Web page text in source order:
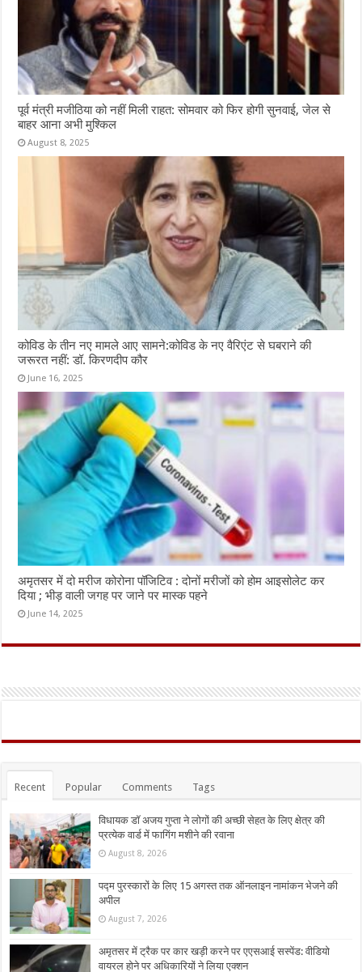
पूर्व मंत्री मजीठिया को नहीं मिली राहत: सोमवार को फिर होगी सुनवाई, जेल से
बाहर आना अभी मुश्किल
August 8, 2025
कोविड के तीन नए मामले आए सामने:कोविड के नए वैरिएंट से घबराने की
जरूरत नहीं: डॉ. किरणदीप कौर
June 16, 2025
अमृतसर में दो मरीज कोरोना पॉजिटिव : दोनों मरीजों को होम आइसोलेट कर
दिया ; भीड़ वाली जगह पर जाने पर मास्क पहने
June 14, 2025
Recent Popular Comments Tags
विधायक डॉ अजय गुप्ता ने लोगों की अच्छी सेहत के लिए क्षेत्र की
प्रत्येक वार्ड में फागिंग मशीने की रवाना
August 8, 2026
पद्म पुरस्कारों के लिए 15 अगस्त तक ऑनलाइन नामांकन भेजने की
अपील
August 7, 2026
अमृतसर में ट्रैक पर कार खड़ी करने पर एएसआई सस्पेंड: वीडियो
वायरल होने पर अधिकारियों ने लिया एक्शन